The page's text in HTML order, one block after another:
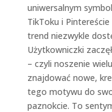
uniwersalnym
TikToku i
trend niezwykle
Użytkowniczki
– czyli noszenie
znajdować nowe,
tego motywu do
paznokcie. To